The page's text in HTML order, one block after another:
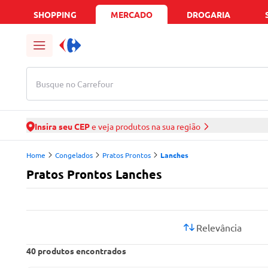
SHOPPING MERCADO DROGARIA
Busque no Carrefour
Insira seu CEPe veja produtos na sua região
Home Congelados Pratos Prontos Lanches
Pratos Prontos Lanches
40 produtos encontrados
Relevância